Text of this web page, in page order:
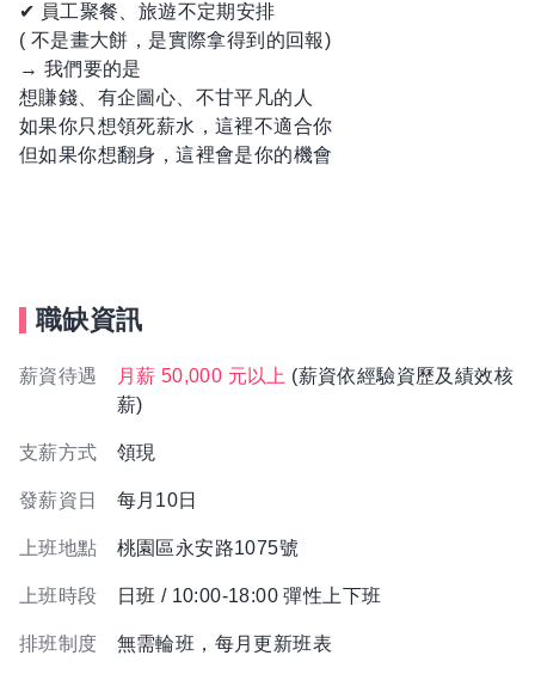
✔ 員工聚餐、旅遊不定期安排
( 不是畫大餅，是實際拿得到的回報)
→ 我們要的是
想賺錢、有企圖心、不甘平凡的人
如果你只想領死薪水，這裡不適合你
但如果你想翻身，這裡會是你的機會
職缺資訊
薪資待遇 月薪 50,000 元以上 (薪資依經驗資歷及績效核
薪)
支薪方式 領現
發薪資日 每月10日
上班地點 桃園區永安路1075號
上班時段 日班 / 10:00-18:00 彈性上下班
排班制度 無需輪班，每月更新班表